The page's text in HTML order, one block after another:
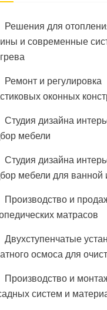
Решения для
и современные
Ремонт и регулировка
оконных
Студия дизайна
мебели
Студия дизайна
мебели для ванной
Производство и
матрасов
Двухступенчатые
осмоса для
Производство и
систем и